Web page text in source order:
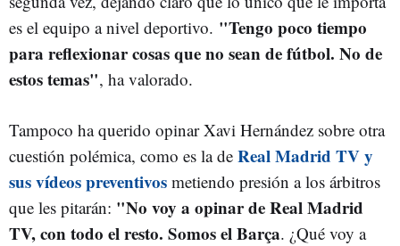
es el equipo a nivel deportivo. "Tengo poco tiempo
para reflexionar cosas que no sean de fútbol. No de
estos temas", ha valorado.
Tampoco ha querido opinar Xavi Hernández sobre otra
cuestión polémica, como es la de Real Madrid TV y
sus vídeos preventivos metiendo presión a los árbitros
que les pitarán: "No voy a opinar de Real Madrid
TV, con todo el resto. Somos el Barça. ¿Qué voy a